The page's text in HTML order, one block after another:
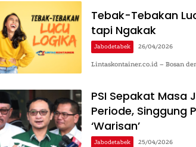
Tebak-Tebakan
tapi Ngakak
Jabodetabek 26/04/2026
Lintaskontainer.co.id – Bosan
PSI Sepakat Masa
Periode, Singgung
‘Warisan’
Jabodetabek 25/04/2026